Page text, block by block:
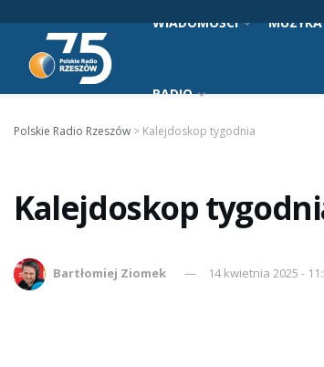
WIADOMOŚCI MUZYKA
RADIO
Polskie Radio Rzeszów > Kalejdoskop tygodnia
Kalejdoskop
Bartłomiej Ziomek 14 kwietnia 2025 -